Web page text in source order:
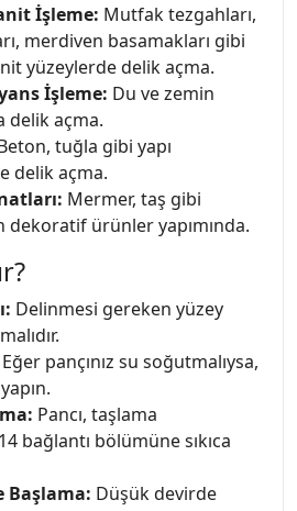
İşleme: Mutfak tezgahları,
merdiven basamakları gibi
yüzeylerde delik açma.
İşleme: Du ve zemin
delik açma.
tuğla gibi yapı
delik açma.
Mermer, taş gibi
dekoratif ürünler yapımında.
Delinmesi gereken yüzey
Eğer pançınız su soğutmalıysa,
Pancı, taşlama
bağlantı bölümüne sıkıca
Başlama: Düşük devirde